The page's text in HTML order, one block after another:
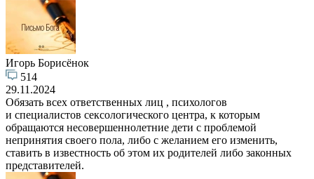
Игорь Борисёнок
514
29.11.2024
Обязать всех ответственных лиц , психологов
и специалистов сексологического центра, к которым
обращаются несовершеннолетние дети с проблемой
непринятия своего пола, либо с желанием его изменить,
ставить в известность об этом их родителей либо законных
представителей.